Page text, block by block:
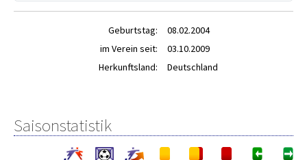
Geburtstag:
08.02.2004
im Verein seit:
03.10.2009
Herkunftsland:
Deutschland
Saisonstatistik